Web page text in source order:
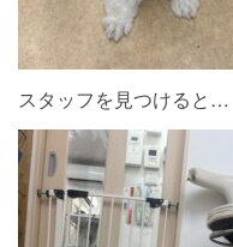
スタッフを見つけると…